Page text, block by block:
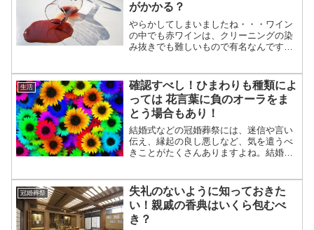
がかかる？
やらかしてしまいましたね・・・ワイン
の中でも赤ワインは、クリーニングの染
み抜きでも難しいもので有名なんです。
て多いですよね。そこで、今回はワイン
をワイシャツにこぼしてし...
生活
確認すべし！ひまわりも種類によ
っては 花言葉に負のオーラをま
とう場合もあり！
結婚式などの冠婚葬祭には、迷信や言い
伝え、縁起の良し悪しなど、気を遣うべ
きことがたくさんありますよね。結婚式
由で、やむを得ず欠席しなければならな
い時もあると思います。そ...
冠婚葬祭
失礼のないように知っておきた
い！親戚の香典はいくら包むべ
き？